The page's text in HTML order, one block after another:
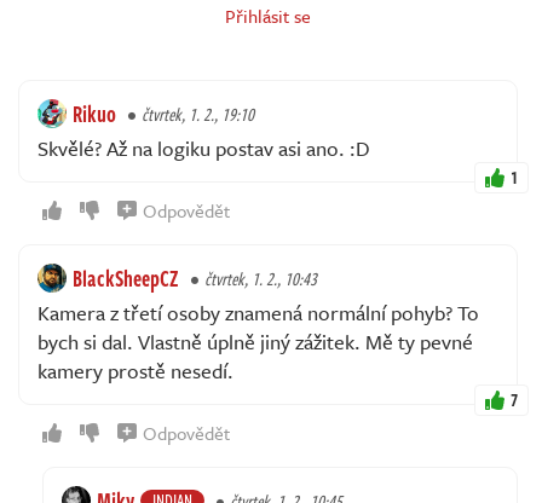
Přihlásit se
Rikuo čtvrtek, 1. 2., 19:10
Skvělé? Až na logiku postav asi ano. :D
1
Odpovědět
BlackSheepCZ čtvrtek, 1. 2., 10:43
Kamera z třetí osoby znamená normální pohyb? To
bych si dal. Vlastně úplně jiný zážitek. Mě ty pevné
kamery prostě nesedí.
7
Odpovědět